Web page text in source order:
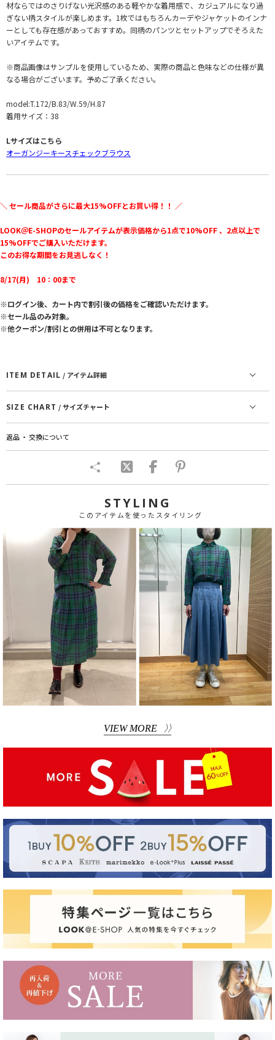
材ならではのさりげない光沢感のある軽やかな着用感で、カジュアルになり過
ぎない柄スタイルが楽しめます。1枚ではもちろんカーデやジャケットのインナ
ーとしても存在感があっておすすめ。同柄のパンツとセットアップでそろえた
いアイテムです。
※商品画像はサンプルを使用しているため、実際の商品と色味などの仕様が異
なる場合がございます。予めご了承ください。
model:T.172/B.83/W.59/H.87
着用サイズ：38
Lサイズはこちら
オーガンジーキースチェックブラウス
＼ セール商品がさらに最大15%OFFとお買い得！！ ／
LOOK＠E-SHOPのセールアイテムが表示価格から1点で10%OFF 、2点以上で
15%OFFでご購入いただけます。
このお得な期間をお見逃しなく！
8/17(月) 10：00まで
※ログイン後、カート内で割引後の価格をご確認いただけます。
※セール品のみ対象。
※他クーポン/割引との併用は不可となります。
ITEM DETAIL / アイテム詳細
SIZE CHART / サイズチャート
返品 ・ 交換について
STYLING
このアイテムを使ったスタイリング
VIEW MORE